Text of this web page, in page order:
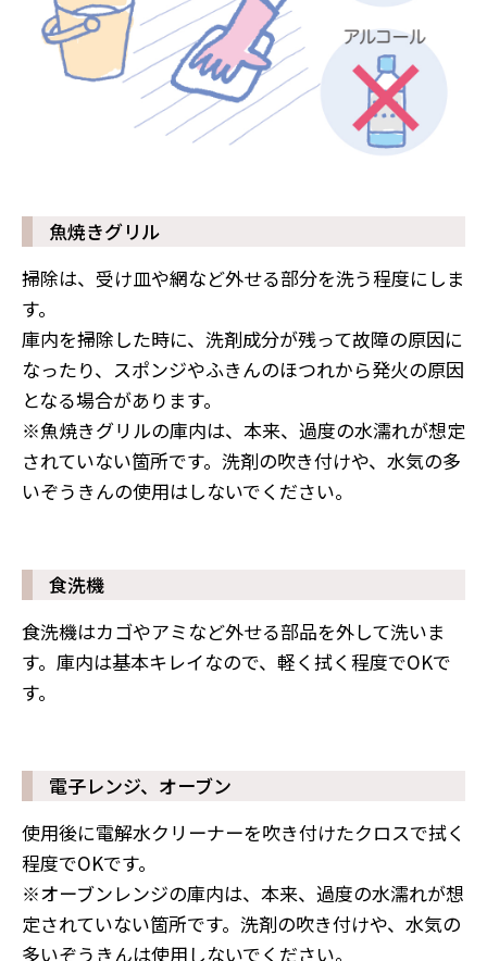
魚焼きグリル
掃除は、受け皿や網など外せる部分を洗う程度にしま
す。
庫内を掃除した時に、洗剤成分が残って故障の原因に
なったり、スポンジやふきんのほつれから発火の原因
となる場合があります。
※魚焼きグリルの庫内は、本来、過度の水濡れが想定
されていない箇所です。洗剤の吹き付けや、水気の多
いぞうきんの使用はしないでください。
食洗機
食洗機はカゴやアミなど外せる部品を外して洗いま
す。庫内は基本キレイなので、軽く拭く程度でOKで
す。
電子レンジ、オーブン
使用後に電解水クリーナーを吹き付けたクロスで拭く
程度でOKです。
※オーブンレンジの庫内は、本来、過度の水濡れが想
定されていない箇所です。洗剤の吹き付けや、水気の
多いぞうきんは使用しないでください。